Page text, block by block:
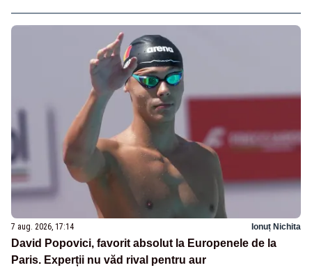
7 aug. 2026, 17:14 Ionuț Nichita
David Popovici, favorit absolut la Europenele de la
Paris. Experții nu văd rival pentru aur